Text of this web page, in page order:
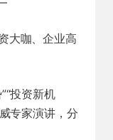
大咖、企业高
投资新机
专家演讲，分